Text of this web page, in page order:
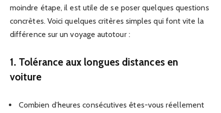
moindre étape, il est utile de se poser quelques questions
concrètes. Voici quelques critères simples qui font vite la
différence sur un voyage autotour :
1. Tolérance aux longues distances en
voiture
Combien d’heures consécutives êtes-vous réellement